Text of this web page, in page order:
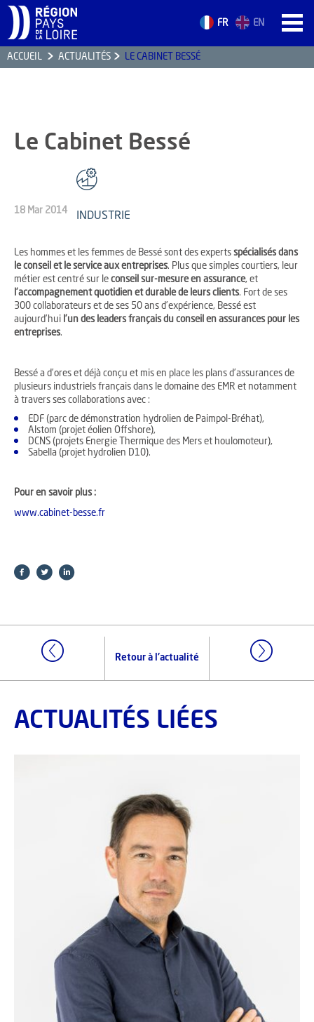
FR EN
FORMATION
EMPLOI
ACCUEIL ACTUALITÉS LE CABINET BESSÉ
Le Cabinet Bessé
18 Mar 2014 INDUSTRIE
Les hommes et les femmes de Bessé sont des experts spécialisés dans
le conseil et le service aux entreprises. Plus que simples courtiers, leur
métier est centré sur le conseil sur-mesure en assurance, et
l’accompagnement quotidien et durable de leurs clients. Fort de ses
300 collaborateurs et de ses 50 ans d’expérience, Bessé est
aujourd’hui l’un des leaders français du conseil en assurances pour les
entreprises.
Bessé a d’ores et déjà conçu et mis en place les plans d’assurances de
plusieurs industriels français dans le domaine des EMR et notamment
à travers ses collaborations avec :
EDF (parc de démonstration hydrolien de Paimpol-Bréhat),
Alstom (projet éolien Offshore),
DCNS (projets Energie Thermique des Mers et houlomoteur),
Sabella (projet hydrolien D10).
Pour en savoir plus :
www.cabinet-besse.fr
Retour à l'actualité
ACTUALITÉS LIÉES